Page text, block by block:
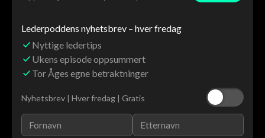
Lederpoddens nyhetsbrev – hver fredag
Nyttige ledertips
Ukens episode oppsummert
Tor Åges egne betraktninger
Nyhetsbrev | Hver fredag | Gratis